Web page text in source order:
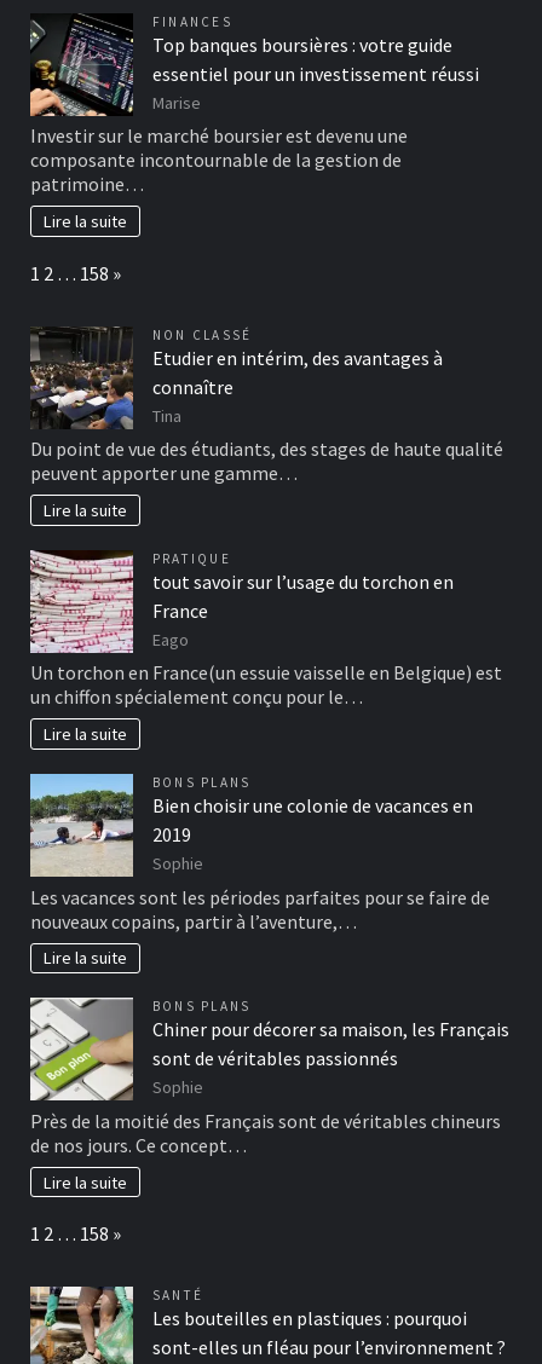
FINANCES
Top banques boursières : votre guide
essentiel pour un investissement réussi
Marise
Investir sur le marché boursier est devenu une
composante incontournable de la gestion de
patrimoine…
Lire la suite
Page:
1 2 … 158 Next
»
NON CLASSÉ
Etudier en intérim, des avantages à
connaître
Tina
Du point de vue des étudiants, des stages de haute qualité
peuvent apporter une gamme…
Lire la suite
PRATIQUE
tout savoir sur l’usage du torchon en
France
Eago
Un torchon en France(un essuie vaisselle en Belgique) est
un chiffon spécialement conçu pour le…
Lire la suite
BONS PLANS
Bien choisir une colonie de vacances en
2019
Sophie
Les vacances sont les périodes parfaites pour se faire de
nouveaux copains, partir à l’aventure,…
Lire la suite
BONS PLANS
Chiner pour décorer sa maison, les Français
sont de véritables passionnés
Sophie
Près de la moitié des Français sont de véritables chineurs
de nos jours. Ce concept…
Lire la suite
Page:
1 2 … 158 Next
»
SANTÉ
Les bouteilles en plastiques : pourquoi
sont-elles un fléau pour l’environnement ?